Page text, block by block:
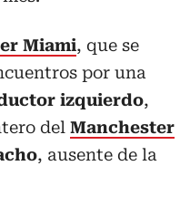
Miami, que se
por una
izquierdo,
del Manchester
, ausente de la